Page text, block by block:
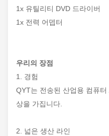
1x 유틸리티 DVD 드라이버
1x 전력 어뎁터
우리의 장점
1. 경험
QYT는 전송된 산업용 컴퓨
상을 가집니다.
2. 넓은 생산 라인